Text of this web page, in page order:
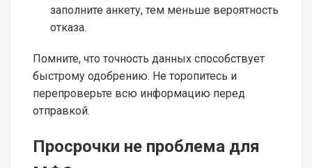
заполните анкету, тем меньше вероятность
отказа.
Помните, что точность данных способствует
быстрому одобрению. Не торопитесь и
перепроверьте всю информацию перед
отправкой.
Просрочки не проблема для